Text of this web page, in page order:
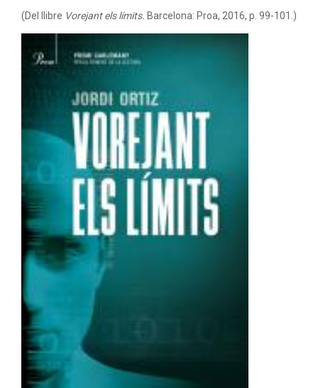
(Del llibre Vorejant els límits. Barcelona: Proa, 2016, p. 99-101.)